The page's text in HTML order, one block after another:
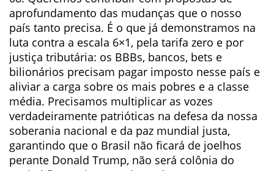
aprofundamento das mudanças que o nosso
país tanto precisa. É o que já demonstramos na
luta contra a escala 6×1, pela tarifa zero e por
justiça tributária: os BBBs, bancos, bets e
bilionários precisam pagar imposto nesse país e
aliviar a carga sobre os mais pobres e a classe
média. Precisamos multiplicar as vozes
verdadeiramente patrióticas na defesa da nossa
soberania nacional e da paz mundial justa,
garantindo que o Brasil não ficará de joelhos
perante Donald Trump, não será colônia do